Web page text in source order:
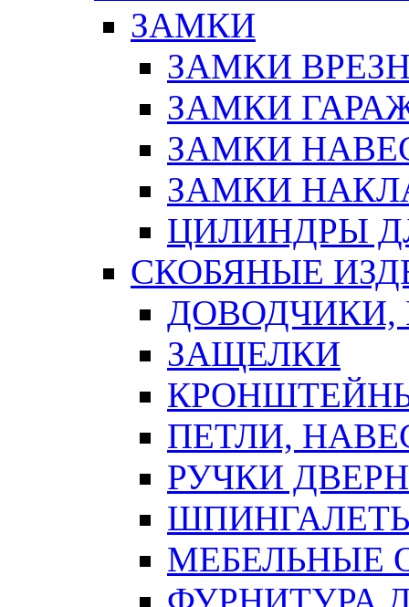
ЗАМКИ
ЗАМКИ
ЗАМКИ
ЗАМКИ
ЗАМКИ
ЦИЛИНДРЫ
СКОБЯНЫЕ
ЗАЩЕЛКИ
ПЕТЛИ,
РУЧКИ
МЕБЕЛЬНЫЕ